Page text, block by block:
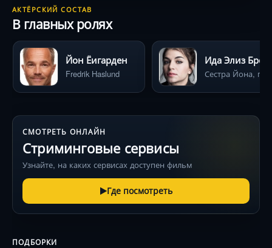
АКТЁРСКИЙ СОСТАВ
В главных ролях
Йон Ёигарден
Fredrik Haslund
Ида Элиз Брош
СМОТРЕТЬ ОНЛАЙН
Стриминговые сервисы
Узнайте, на каких сервисах доступен фильм
Где посмотреть
ПОДБОРКИ